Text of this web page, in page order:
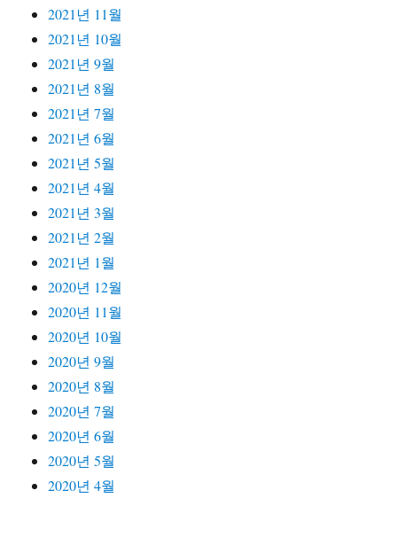
2021년 11월
2021년 10월
2021년 9월
2021년 8월
2021년 7월
2021년 6월
2021년 5월
2021년 4월
2021년 3월
2021년 2월
2021년 1월
2020년 12월
2020년 11월
2020년 10월
2020년 9월
2020년 8월
2020년 7월
2020년 6월
2020년 5월
2020년 4월